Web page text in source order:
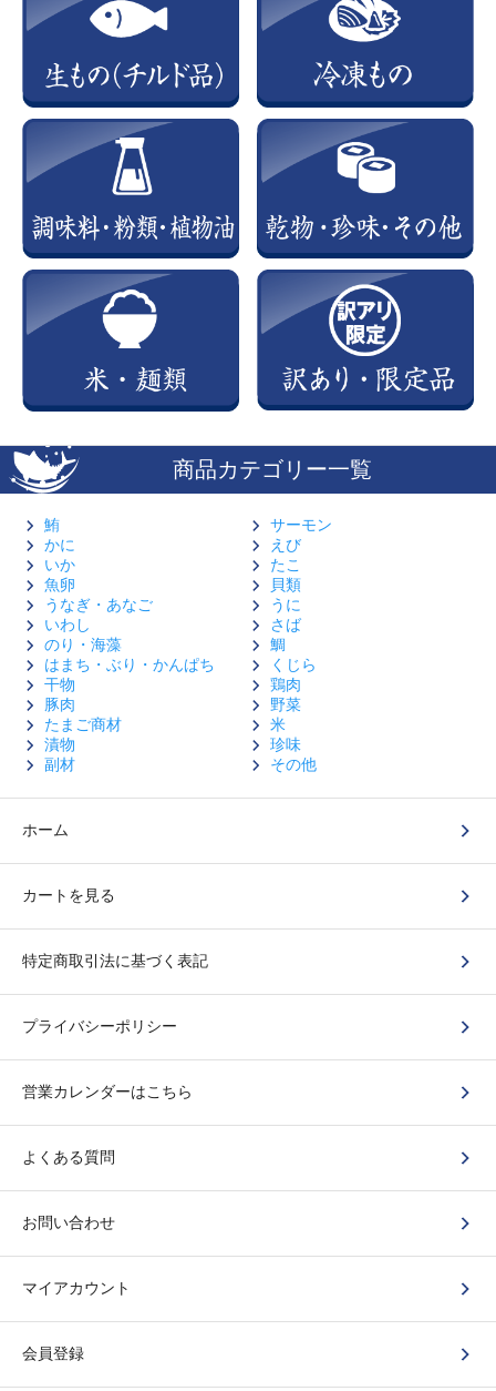
商品カテゴリー一覧
鮪
サーモン
かに
えび
いか
たこ
魚卵
貝類
うなぎ・あなご
うに
いわし
さば
のり・海藻
鯛
はまち・ぶり・かんぱち
くじら
干物
鶏肉
豚肉
野菜
たまご商材
米
漬物
珍味
副材
その他
ホーム
カートを見る
特定商取引法に基づく表記
プライバシーポリシー
営業カレンダーはこちら
よくある質問
お問い合わせ
マイアカウント
会員登録